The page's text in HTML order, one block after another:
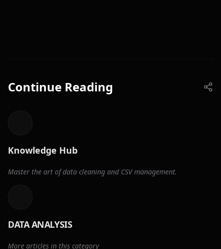
Continue Reading
Knowledge Hub
Master the art of data cleaning and CSV management.
DATA ANALYSIS
More articles in this category